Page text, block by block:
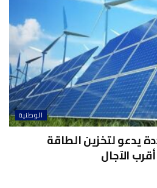
الوطنية
يدعو لتخزين الطاقة
الآجال